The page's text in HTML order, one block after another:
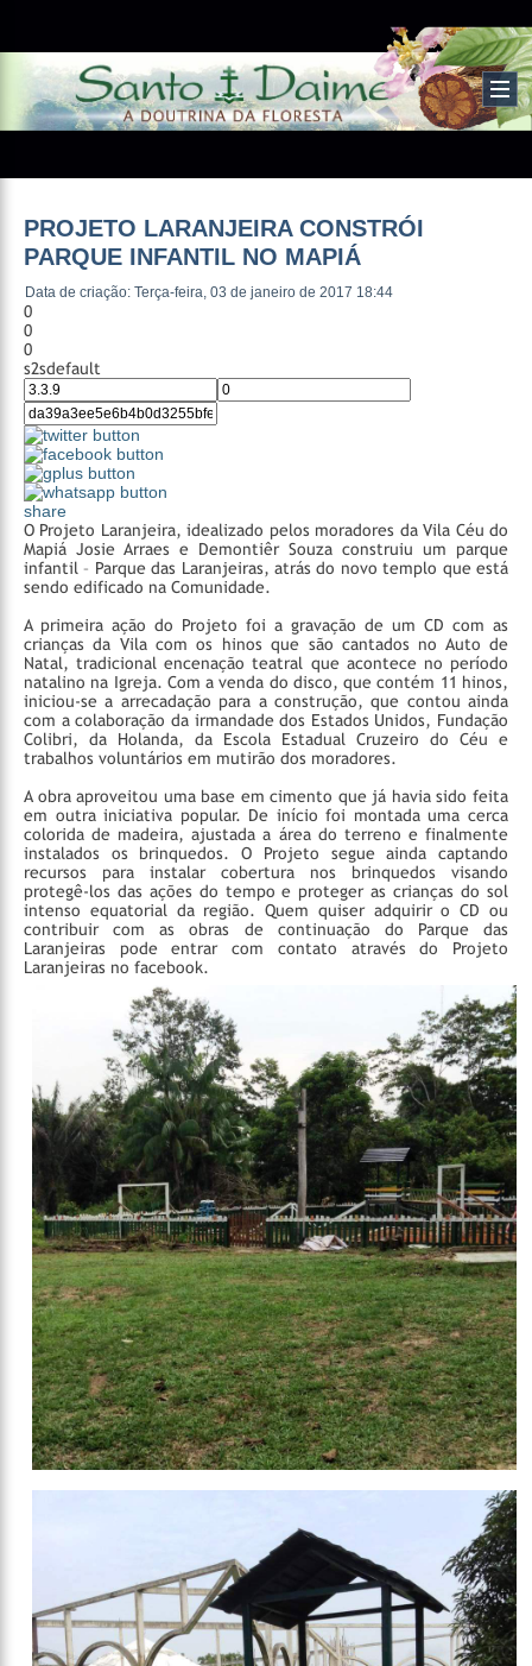
PROJETO LARANJEIRA CONSTRÓI
PARQUE INFANTIL NO MAPIÁ
Data de criação: Terça-feira, 03 de janeiro de 2017 18:44
0
0
0
s2sdefault
share
O Projeto Laranjeira, idealizado pelos moradores da Vila Céu do
Mapiá Josie Arraes e Demontiêr Souza construiu um parque
infantil – Parque das Laranjeiras, atrás do novo templo que está
sendo edificado na Comunidade.
A primeira ação do Projeto foi a gravação de um CD com as
crianças da Vila com os hinos que são cantados no Auto de
Natal, tradicional encenação teatral que acontece no período
natalino na Igreja. Com a venda do disco, que contém 11 hinos,
iniciou-se a arrecadação para a construção, que contou ainda
com a colaboração da irmandade dos Estados Unidos, Fundação
Colibri, da Holanda, da Escola Estadual Cruzeiro do Céu e
trabalhos voluntários em mutirão dos moradores.
A obra aproveitou uma base em cimento que já havia sido feita
em outra iniciativa popular. De início foi montada uma cerca
colorida de madeira, ajustada a área do terreno e finalmente
instalados os brinquedos. O Projeto segue ainda captando
recursos para instalar cobertura nos brinquedos visando
protegê-los das ações do tempo e proteger as crianças do sol
intenso equatorial da região. Quem quiser adquirir o CD ou
contribuir com as obras de continuação do Parque das
Laranjeiras pode entrar com contato através do Projeto
Laranjeiras no facebook.